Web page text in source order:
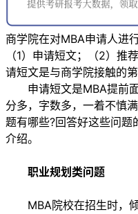
商学院在对MBA申请人进
（1）申请短文；（2）推
请短文是与商学院接触的
申请短文是MBA提前面
分多，字数多，一着不慎
题有哪些?回答好这些问
介绍。
职业规划类问题
MBA院校在招生时，倾